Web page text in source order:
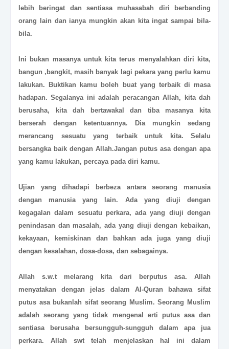
lebih beringat dan sentiasa muhasabah diri berbanding
orang lain dan ianya mungkin akan kita ingat sampai bila-
bila.
Ini bukan masanya untuk kita terus menyalahkan diri kita,
bangun ,bangkit, masih banyak lagi pekara yang perlu kamu
lakukan. Buktikan kamu boleh buat yang terbaik di masa
hadapan. Segalanya ini adalah peracangan Allah, kita dah
berusaha, kita dah bertawakal dan tiba masanya kita
berserah dengan ketentuannya. Dia mungkin sedang
merancang sesuatu yang terbaik untuk kita. Selalu
bersangka baik dengan Allah.Jangan putus asa dengan apa
yang kamu lakukan, percaya pada diri kamu.
Ujian yang dihadapi berbeza antara seorang manusia
dengan manusia yang lain. Ada yang diuji dengan
kegagalan dalam sesuatu perkara, ada yang diuji dengan
penindasan dan masalah, ada yang diuji dengan kebaikan,
kekayaan, kemiskinan dan bahkan ada juga yang diuji
dengan kesalahan, dosa-dosa, dan sebagainya.
Allah s.w.t melarang kita dari berputus asa. Allah
menyatakan dengan jelas dalam Al-Quran bahawa sifat
putus asa bukanlah sifat seorang Muslim.Seorang Muslim
adalah seorang yang tidak mengenal erti putus asa dan
sentiasa berusaha bersungguh-sungguh dalam apa jua
perkara. Allah swt telah menjelaskan hal ini dalam